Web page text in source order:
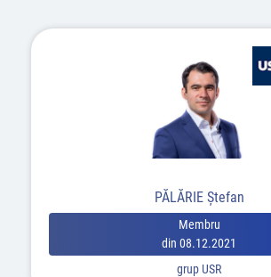
PĂLĂRIE Ștefan
Membru
din 08.12.2021
grup USR